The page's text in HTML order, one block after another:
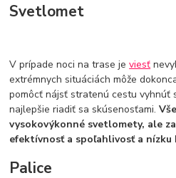
Svetlomet
V prípade noci na trase jeviesť
extrémnych situáciách môže
pomôcť nájsť stratenú cestu vyhnúť
najlepšie riadiť sa skúsenosťami.
vysokovýkonné svetlomety, ale
efektívnosť a spoľahlivosť a
Palice